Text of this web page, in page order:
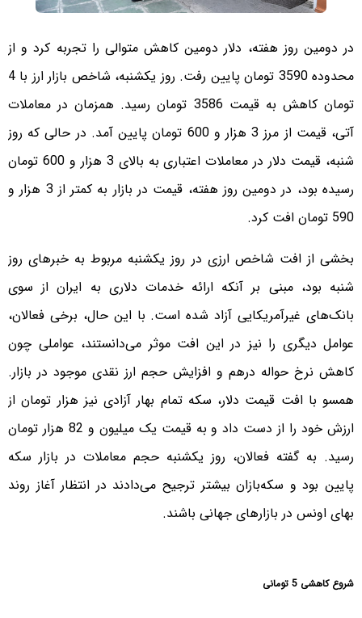
در دومین روز هفته، دلار دومین کاهش متوالی را تجربه کرد و از
محدوده 3590 تومان پایین رفت. روز یکشنبه، شاخص بازار ارز با 4
تومان کاهش به قیمت 3586 تومان رسید. همزمان در معاملات
آتی، قیمت از مرز 3 هزار و 600 تومان پایین آمد. در حالی که روز
شنبه، قیمت دلار در معاملات اعتباری به بالای 3 هزار و 600 تومان
رسیده بود، در دومین روز هفته، قیمت در بازار به کمتر از 3 هزار و
590 تومان افت کرد.
بخشی از افت شاخص ارزی در روز یکشنبه مربوط به خبرهای روز
شنبه بود، مبنی بر آنکه ارائه خدمات دلاری به ایران از سوی
بانک‌های غیرآمریکایی آزاد شده است. با این حال، برخی فعالان،
عوامل دیگری را نیز در این افت موثر می‌دانستند، عواملی چون
کاهش نرخ حواله درهم و افزایش حجم ارز نقدی موجود در بازار.
همسو با افت قیمت دلار، سکه تمام بهار آزادی نیز هزار تومان از
ارزش خود را از دست داد و به قیمت یک میلیون و 82 هزار تومان
رسید. به گفته فعالان، روز یکشنبه حجم معاملات در بازار سکه
پایین بود و سکه‌بازان بیشتر ترجیح می‌دادند در انتظار آغاز روند
بهای اونس در بازارهای جهانی باشند.
شروع کاهشی 5 تومانی